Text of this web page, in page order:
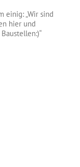
einig: „Wir sind
hier und